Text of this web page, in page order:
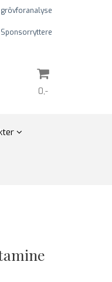
grôvforanalyse
Sponsorryttere
0,-